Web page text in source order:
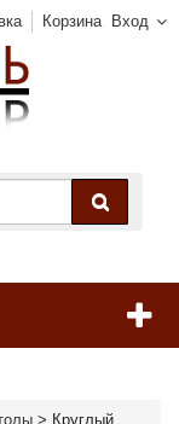
Вход
Корзина
> Круглый